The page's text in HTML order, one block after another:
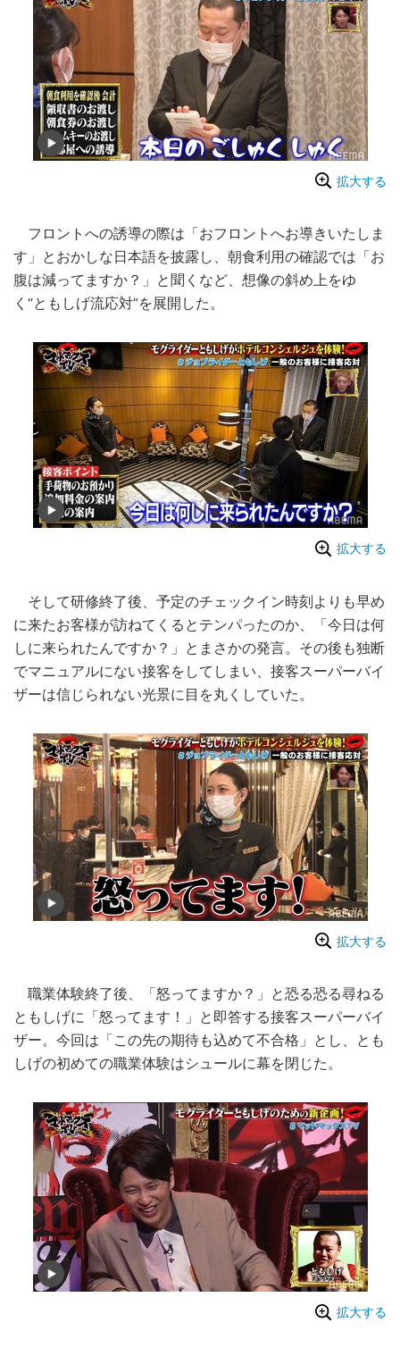
拡大する
フロントへの誘導の際は「おフロントへお導きいたしま
す」とおかしな日本語を披露し、朝食利用の確認では「お
腹は減ってますか？」と聞くなど、想像の斜め上をゆ
く“ともしげ流応対”を展開した。
拡大する
そして研修終了後、予定のチェックイン時刻よりも早め
に来たお客様が訪ねてくるとテンパったのか、「今日は何
しに来られたんですか？」とまさかの発言。その後も独断
でマニュアルにない接客をしてしまい、接客スーパーバイ
ザーは信じられない光景に目を丸くしていた。
拡大する
職業体験終了後、「怒ってますか？」と恐る恐る尋ねる
ともしげに「怒ってます！」と即答する接客スーパーバイ
ザー。今回は「この先の期待も込めて不合格」とし、とも
しげの初めての職業体験はシュールに幕を閉じた。
拡大する